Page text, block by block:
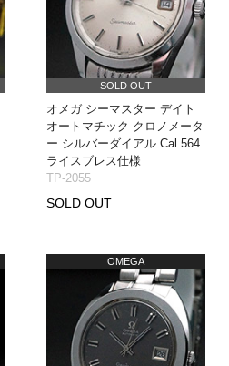
SOLD OUT
オメガ シーマスター デイト
オートマチック クロノメータ
ー シルバーダイアル Cal.564
ライスブレス仕様
TP-2055
SOLD OUT
OMEGA